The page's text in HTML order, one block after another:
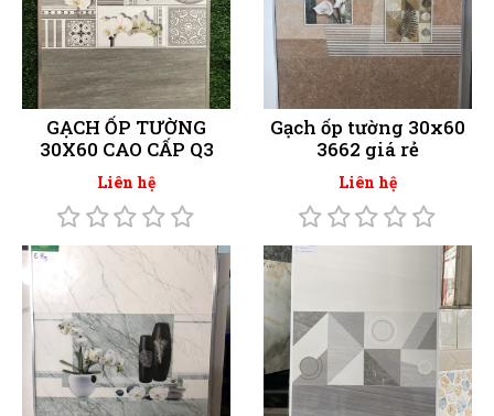
GẠCH ỐP TƯỜNG
30X60 CAO CẤP Q3
Liên hệ
Gạch ốp tường 30x60
3662 giá rẻ
Liên hệ